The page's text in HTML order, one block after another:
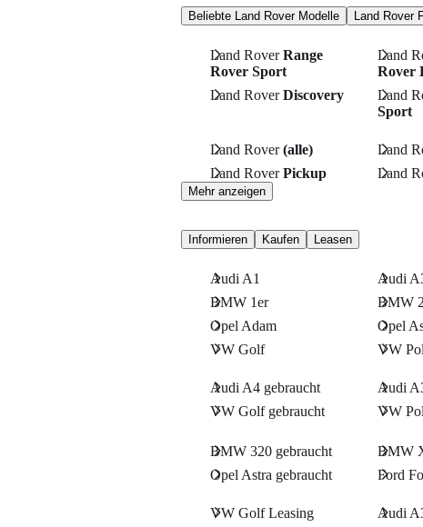
Beliebte Land Rover Modelle Land Rover
Land RoverRange
Rover Sport
Land
Rover
Land RoverDiscovery Land
Sport
Land Rover(alle) Land
Land RoverPickup Land
Mehr anzeigen
Informieren Kaufen Leasen
Audi A1 Audi
BMW 1er
BMW
Opel Adam
Opel
VW Golf
VW
Audi A4 gebraucht Audi
VW Golf gebraucht
VW
BMW 320 gebraucht
BMW
Opel Astra gebraucht
Ford
VW Golf Leasing Audi